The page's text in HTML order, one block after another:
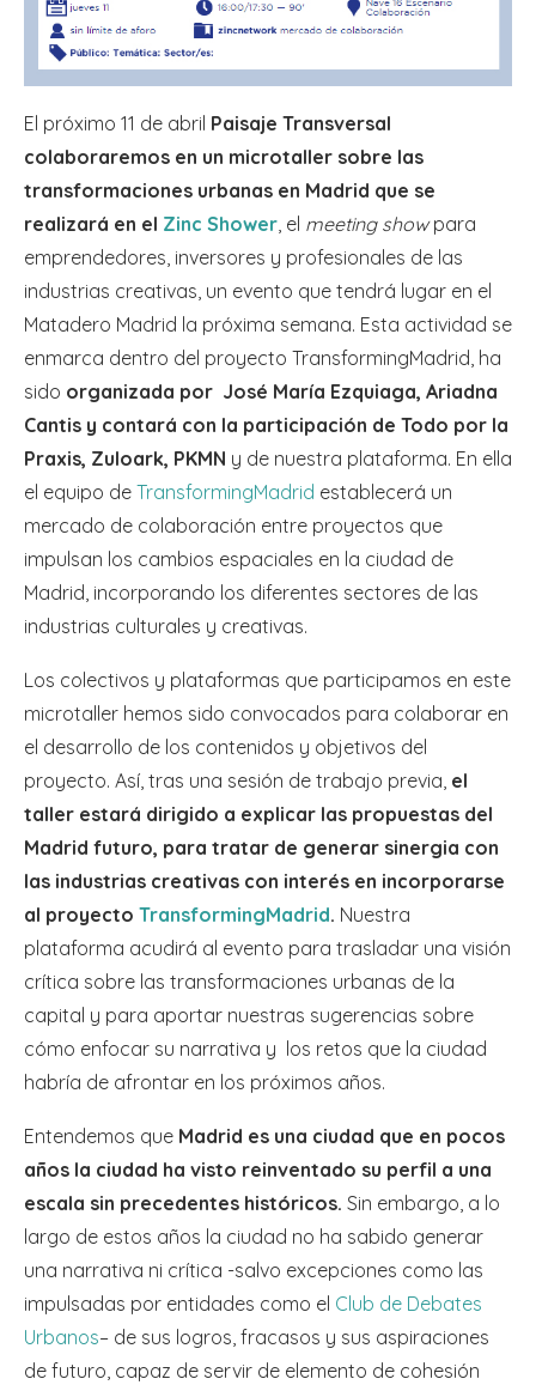
El próximo 11 de abril Paisaje Transversal
colaboraremos en un microtaller sobre las
transformaciones urbanas en Madrid que se
realizará en el Zinc Shower, el meeting showpara
emprendedores, inversores y profesionales de las
industrias creativas, un evento que tendrá lugar en el
Matadero Madrid la próxima semana. Esta actividad se
enmarca dentro del proyecto TransformingMadrid, ha
sido organizada por José María Ezquiaga, Ariadna
Cantis y contará con la participación de Todo por la
Praxis, Zuloark, PKMN y de nuestra plataforma. En ella
el equipo de TransformingMadrid establecerá un
mercado de colaboración entre proyectos que
impulsan los cambios espaciales en la ciudad de
Madrid, incorporando los diferentes sectores de las
industrias culturales y creativas.
Los colectivos y plataformas que participamos en este
microtaller hemos sido convocados para colaborar en
el desarrollo de los contenidos y objetivos del
proyecto. Así, tras una sesión de trabajo previa, el
taller estará dirigido a explicar las propuestas del
Madrid futuro, para tratar de generar sinergia con
las industrias creativas con interés en incorporarse
al proyecto TransformingMadrid. Nuestra
plataforma acudirá al evento para trasladar una visión
crítica sobre las transformaciones urbanas de la
capital y para aportar nuestras sugerencias sobre
cómo enfocar su narrativa y los retos que la ciudad
habría de afrontar en los próximos años.
Entendemos que Madrid es una ciudad que en pocos
años la ciudad ha visto reinventado su perfil a una
escala sin precedentes históricos. Sin embargo, a lo
largo de estos años la ciudad no ha sabido generar
una narrativa ni crítica -salvo excepciones como las
impulsadas por entidades como el Club de Debates
Urbanos– de sus logros, fracasos y sus aspiraciones
de futuro, capaz de servir de elemento de cohesión